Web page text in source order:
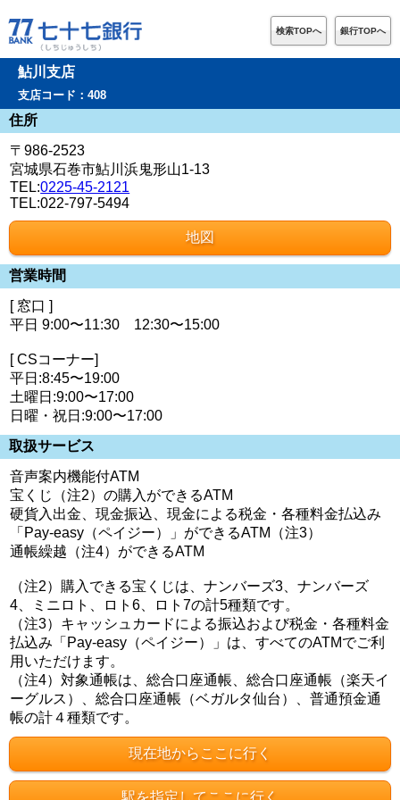
検索TOPへ 銀行TOPへ
鮎川支店
支店コード：408
住所
〒986-2523
宮城県石巻市鮎川浜鬼形山1-13
TEL:0225-45-2121
TEL:022-797-5494
地図
営業時間
[ 窓口 ]
平日 9:00〜11:30 12:30〜15:00
[ CSコーナー]
平日:8:45〜19:00
土曜日:9:00〜17:00
日曜・祝日:9:00〜17:00
取扱サービス
音声案内機能付ATM
宝くじ（注2）の購入ができるATM
硬貨入出金、現金振込、現金による税金・各種料金払込み
「Pay-easy（ペイジー）」ができるATM（注3）
通帳繰越（注4）ができるATM
（注2）購入できる宝くじは、ナンバーズ3、ナンバーズ
4、ミニロト、ロト6、ロト7の計5種類です。
（注3）キャッシュカードによる振込および税金・各種料金
払込み「Pay-easy（ペイジー）」は、すべてのATMでご利
用いただけます。
（注4）対象通帳は、総合口座通帳、総合口座通帳（楽天イ
ーグルス）、総合口座通帳（ベガルタ仙台）、普通預金通
帳の計４種類です。
現在地からここに行く
駅を指定してここに行く